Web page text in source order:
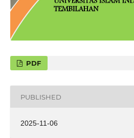
PDF
PUBLISHED
2025-11-06